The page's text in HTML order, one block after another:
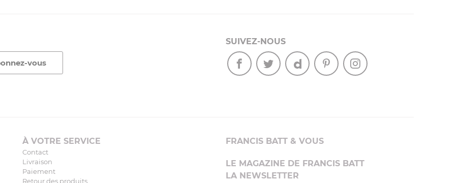
SUIVEZ-NOUS
À VOTRE SERVICE
Contact
Livraison
Paiement
Retour des produits
FRANCIS BATT & VOUS
LE MAGAZINE DE FRANCIS BATT
LA NEWSLETTER